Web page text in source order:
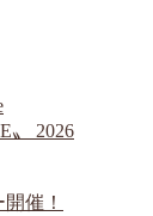
〟 2026
催！